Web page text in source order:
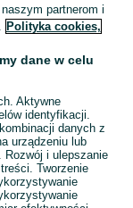
partnerom i
Polityka cookies,
dane w celu
Aktywne
identyfikacji.
danych z
urządzeniu lub
i ulepszanie
Tworzenie